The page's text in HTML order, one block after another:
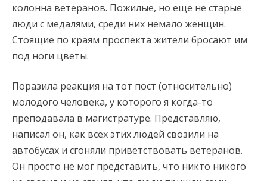
колонна ветеранов. Пожилые, но еще не старые
люди с медалями, среди них немало женщин.
Стоящие по краям проспекта жители бросают им
под ноги цветы.
Поразила реакция на тот пост (относительно)
молодого человека, у которого я когда-то
преподавала в магистратуре. Представляю,
написал он, как всех этих людей свозили на
автобусах и сгоняли приветствовать ветеранов.
Он просто не мог представить, что никто никого